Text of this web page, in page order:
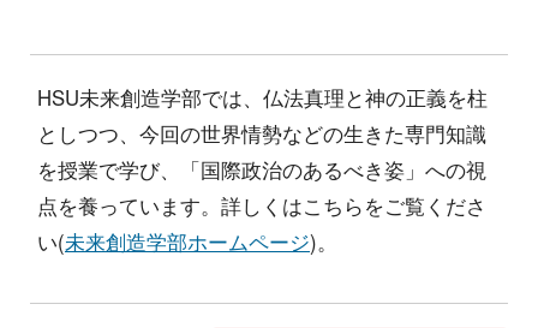
HSU未来創造学部では、仏法真理と神の正義を柱
としつつ、今回の世界情勢などの生きた専門知識
を授業で学び、「国際政治のあるべき姿」への視
点を養っています。詳しくはこちらをご覧くださ
い(未来創造学部ホームページ)。